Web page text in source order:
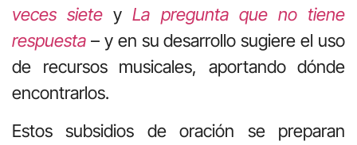
veces siete yLa pregunta que no tiene
respuesta – y en su desarrollo sugiere el uso
de recursos musicales, aportando dónde
encontrarlos.
Estos subsidios de oración se preparan